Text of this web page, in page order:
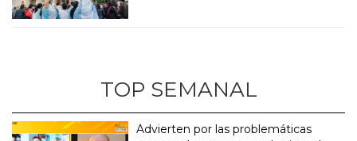
TOP SEMANAL
Advierten por las problemáticas